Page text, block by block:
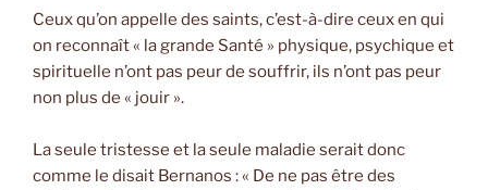
Ceux qu’on appelle des saints, c’est-à-dire ceux en qui
on reconnaît « la grande Santé » physique, psychique et
spirituelle n’ont pas peur de souffrir, ils n’ont pas peur
non plus de « jouir ».
La seule tristesse et la seule maladie serait donc
comme le disait Bernanos : « De ne pas être des